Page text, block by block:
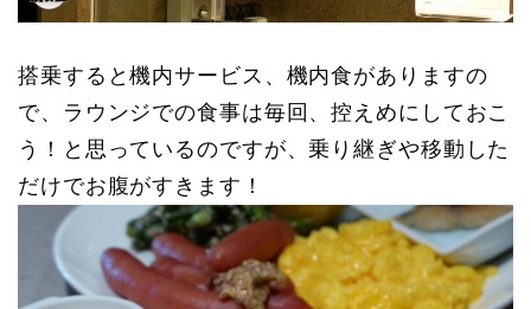
搭乗すると機内サービス、機内食がありますの
で、ラウンジでの食事は毎回、控えめにしておこ
う！と思っているのですが、乗り継ぎや移動した
だけでお腹がすきます！